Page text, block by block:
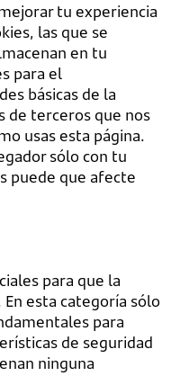
tu experiencia
las que se
en tu
para el
básicas de la
de terceros que nos
usas esta página.
sólo con tu
puede que afecte
para que la
esta categoría sólo
para
de seguridad
ninguna